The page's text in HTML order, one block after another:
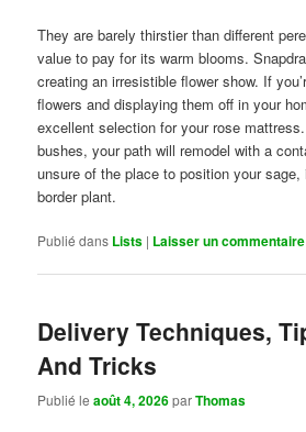
They are barely thirstier than different
value to pay for its warm blooms.
creating an irresistible flower show. If
flowers and displaying them off in your
excellent selection for your rose
bushes, your path will remodel with a
unsure of the place to position your
border plant.
Publié dans Lists | Laisser un commentaire
Delivery Techniques,
And Tricks
Publié leaoût 4, 2026parThomas